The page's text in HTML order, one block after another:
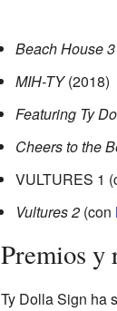
Beach House
MIH-TY(2018)
Featuring Ty
Cheers to the
VULTURES 1
Vultures2(con
Premios y
Ty Dolla Sign ha